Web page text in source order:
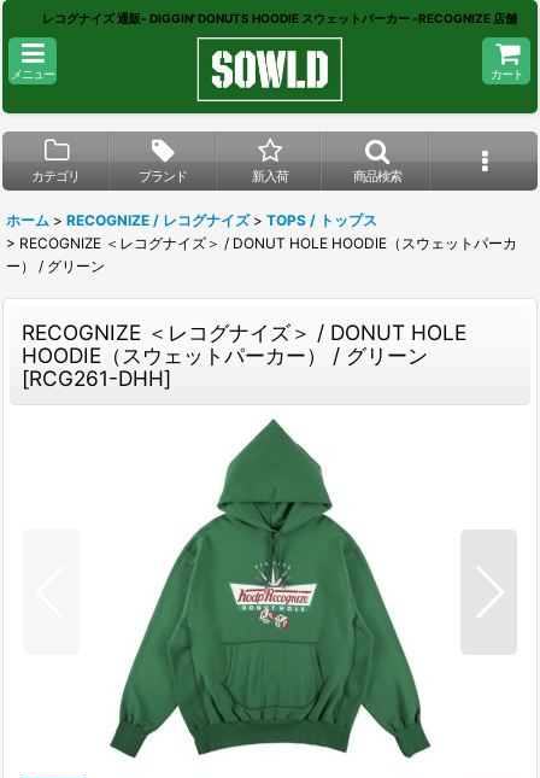
レコグナイズ 通販- DIGGIN' DONUTS HOODIE スウェットパーカー -RECOGNIZE 店舗
メニュー カート
カテゴリ ブランド 新入荷 商品検索
ホーム > RECOGNIZE / レコグナイズ > TOPS / トップス
> RECOGNIZE ＜レコグナイズ＞ / DONUT HOLE HOODIE（スウェットパーカ
ー） / グリーン
RECOGNIZE ＜レコグナイズ＞ / DONUT HOLE
HOODIE（スウェットパーカー） / グリーン
[RCG261-DHH]